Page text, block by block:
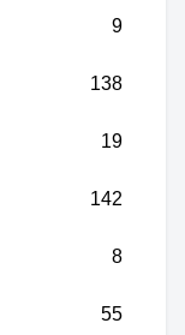
9
138
19
142
8
55